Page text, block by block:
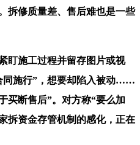
拆修质量差、售后难也是一些
施工过程并留存图片或视
同施行”，想要却陷入被动……
买断售后”。对方称“要么加
拆资金存管机制的感化，正在